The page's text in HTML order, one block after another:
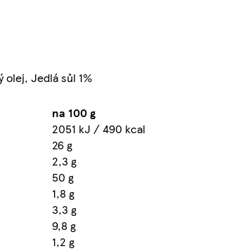
olej, Jedlá sůl 1%
na 100 g
2051 kJ / 490 kcal
26 g
2,3 g
50 g
1,8 g
3,3 g
9,8 g
1,2 g